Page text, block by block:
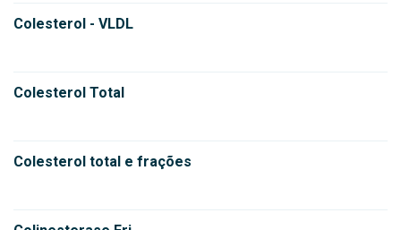
Colesterol - VLDL
Colesterol Total
Colesterol total e frações